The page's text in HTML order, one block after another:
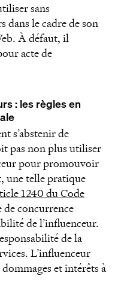
sans
dans le cadre de son
À défaut, il
acte de
: les règles en
s’abstenir de
pas non plus utiliser
pour promouvoir
une telle pratique
1240 du Code
de concurrence
de l’influenceur.
de la
L’influenceur
et intérêts à